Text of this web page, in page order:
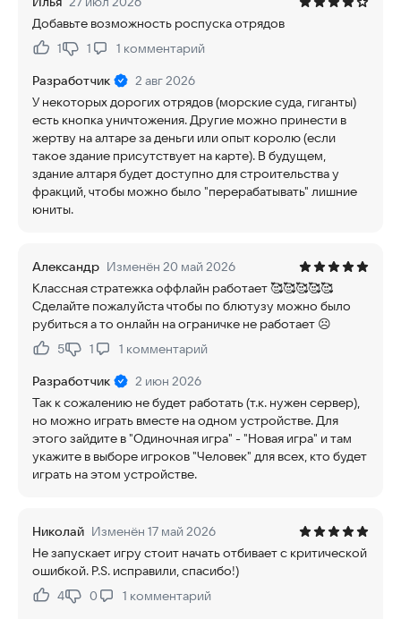
Добавьте возможность роспуска отрядов
Нравится:
1Не нравится:
1 1 комментарий
Разработчик
2 авг 2026
У некоторых дорогих отрядов (морские суда, гиганты)
есть кнопка уничтожения. Другие можно принести в
жертву на алтаре за деньги или опыт королю (если
такое здание присутствует на карте). В будущем,
здание алтаря будет доступно для строительства у
фракций, чтобы можно было "перерабатывать" лишние
юниты.
Александр Изменён 20 май 2026
Классная стратежка оффлайн работает 🥰🥰🥰🥰🥰
Сделайте пожалуйста чтобы по блютузу можно было
рубиться а то онлайн на ограничке не работает ☹️
Нравится:
5Не нравится:
1 1 комментарий
Разработчик
2 июн 2026
Так к сожалению не будет работать (т.к. нужен сервер),
но можно играть вместе на одном устройстве. Для
этого зайдите в "Одиночная игра" - "Новая игра" и там
укажите в выборе игроков "Человек" для всех, кто будет
играть на этом устройстве.
Николай Изменён 17 май 2026
Не запускает игру стоит начать отбивает с критической
ошибкой. P.S. исправили, спасибо!)
Нравится:
4Не нравится:
0 1 комментарий